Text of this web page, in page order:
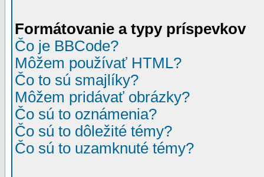
Formátovanie a typy príspevkov
Čo je BBCode?
Môžem používať HTML?
Čo to sú smajlíky?
Môžem pridávať obrázky?
Čo sú to oznámenia?
Čo sú to dôležité témy?
Čo sú to uzamknuté témy?